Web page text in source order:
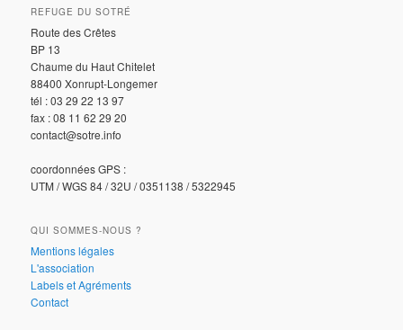
REFUGE DU SOTRÉ
Route des Crêtes
BP 13
Chaume du Haut Chitelet
88400 Xonrupt-Longemer
tél : 03 29 22 13 97
fax : 08 11 62 29 20
contact@sotre.info
coordonnées GPS :
UTM / WGS 84 / 32U / 0351138 / 5322945
QUI SOMMES-NOUS ?
Mentions légales
L'association
Labels et Agréments
Contact